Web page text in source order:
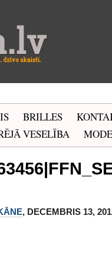
BRILLES
VESELĪBA MODE
, DECEMBRIS 13,